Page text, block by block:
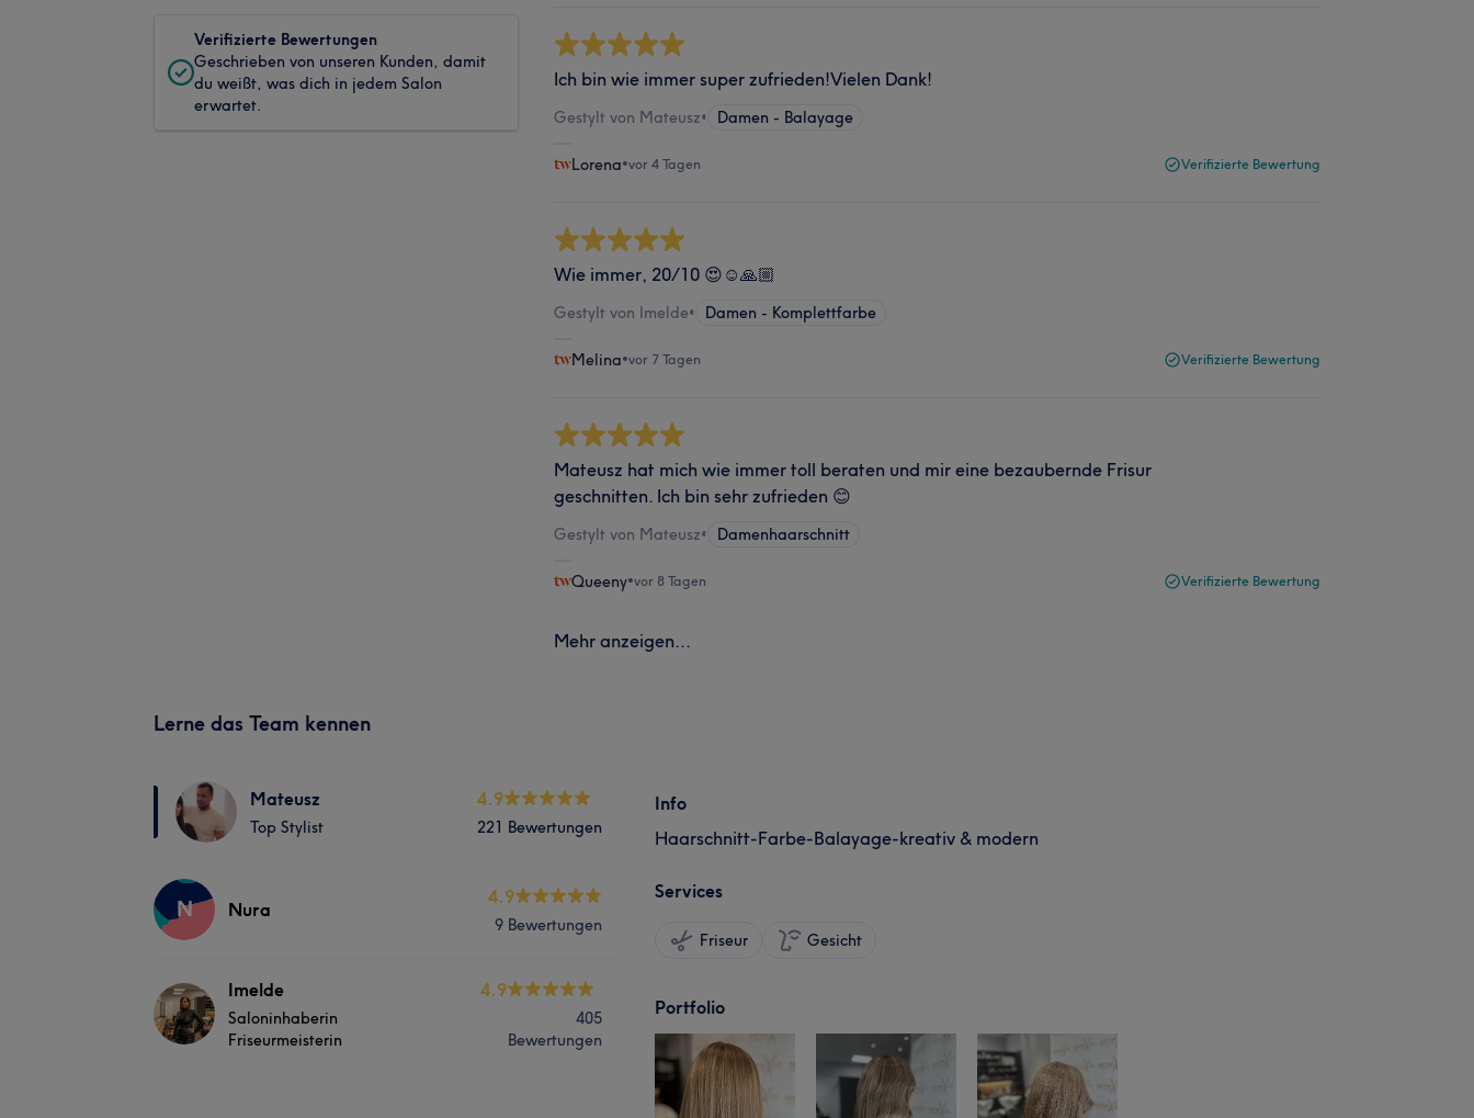
Verifizierte Bewertungen
Geschrieben von unseren Kunden, damit
du weißt, was dich in jedem Salon
erwartet.
Ich bin wie immer super zufrieden!Vielen Dank!
Gestylt von Mateusz• Damen - Balayage
Lorena•vor 4 Tagen Verifizierte Bewertung
Wie immer, 20/10 😍☺️🙏🏼
Gestylt von Imelde• Damen - Komplettfarbe
Melina•vor 7 Tagen Verifizierte Bewertung
Mateusz hat mich wie immer toll beraten und mir eine bezaubernde Frisur
geschnitten. Ich bin sehr zufrieden 😊
Gestylt von Mateusz• Damenhaarschnitt
Queeny•vor 8 Tagen Verifizierte Bewertung
Mehr anzeigen...
Lerne das Team kennen
Mateusz
Top Stylist
4.9
221 Bewertungen
N Nura
4.9
9 Bewertungen
Imelde
Saloninhaberin
Friseurmeisterin
4.9
405
Bewertungen
Info
Haarschnitt-Farbe-Balayage-kreativ & modern
Services
Friseur Gesicht
Portfolio